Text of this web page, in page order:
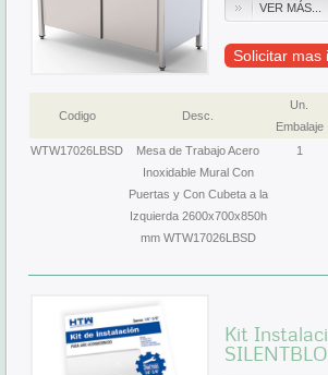
VER MÁS...
Solicitar mas
Codigo Desc.
Un.
Embalaje
WTW17026LBSD
Mesa de Trabajo Acero
Inoxidable Mural Con
Puertas y Con Cubeta a la
Izquierda 2600x700x850h
mm WTW17026LBSD
1
Kit